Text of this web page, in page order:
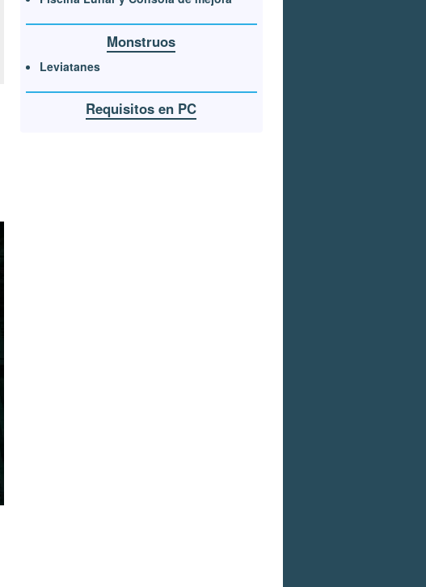
Monstruos
Leviatanes
Requisitos en PC